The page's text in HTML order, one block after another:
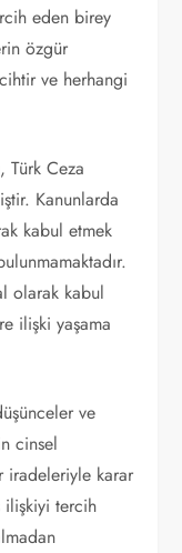
eden birey
özgür
ve herhangi
Türk Ceza
Kanunlarda
kabul etmek
olarak kabul
ilişki yaşama
ve
cinsel
iradeleriyle karar
ilişkiyi tercih